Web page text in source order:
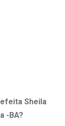
Sheila
-BA?